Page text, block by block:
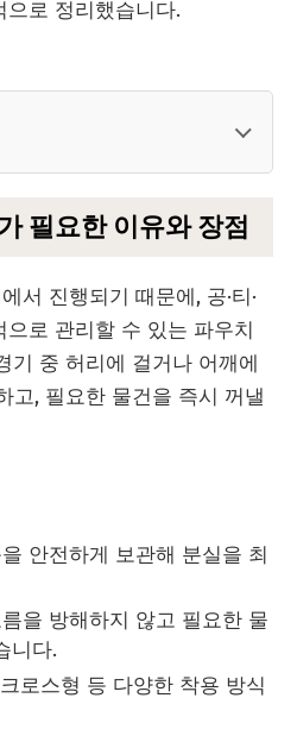
로 정리했습니다.
필요한 이유와 장점
서 진행되기 때문에, 공·티·
로 관리할 수 있는 파우치
기 중 허리에 걸거나 어깨에
고, 필요한 물건을 즉시 꺼낼
안전하게 보관해 분실을 최
을 방해하지 않고 필요한 물
니다.
로스형 등 다양한 착용 방식